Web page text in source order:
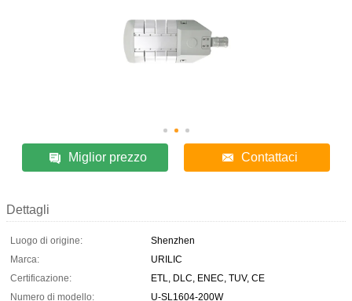
Miglior prezzo Contattaci
Dettagli
Luogo di origine:
Shenzhen
Marca:
URILIC
Certificazione:
ETL, DLC, ENEC, TUV, CE
Numero di modello:
U-SL1604-200W